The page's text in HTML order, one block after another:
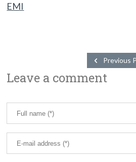
EMI
Previous
Leave a comment